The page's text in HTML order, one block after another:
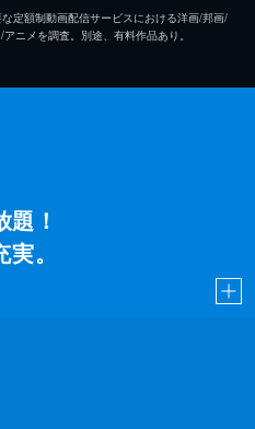
定額制動画配信サービスにおける洋画/邦画/
ニメを調査。別途、有料作品あり。
！
。